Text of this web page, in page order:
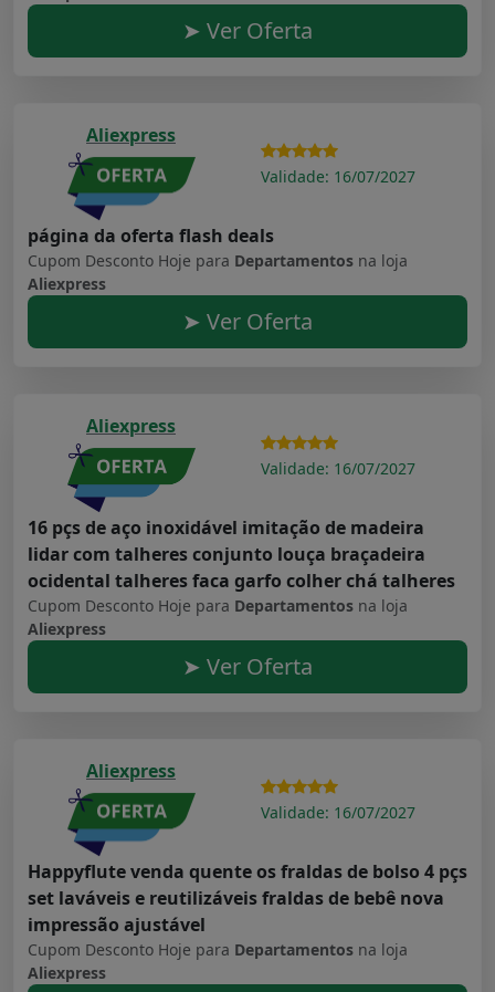
➤ Ver Oferta
Aliexpress
Validade: 16/07/2027
página da oferta flash deals
Cupom Desconto Hoje para Departamentos na loja
Aliexpress
➤ Ver Oferta
Aliexpress
Validade: 16/07/2027
16 pçs de aço inoxidável imitação de madeira
lidar com talheres conjunto louça braçadeira
ocidental talheres faca garfo colher chá talheres
Cupom Desconto Hoje para Departamentos na loja
Aliexpress
➤ Ver Oferta
Aliexpress
Validade: 16/07/2027
Happyflute venda quente os fraldas de bolso 4 pçs
set laváveis e reutilizáveis fraldas de bebê nova
impressão ajustável
Cupom Desconto Hoje para Departamentos na loja
Aliexpress